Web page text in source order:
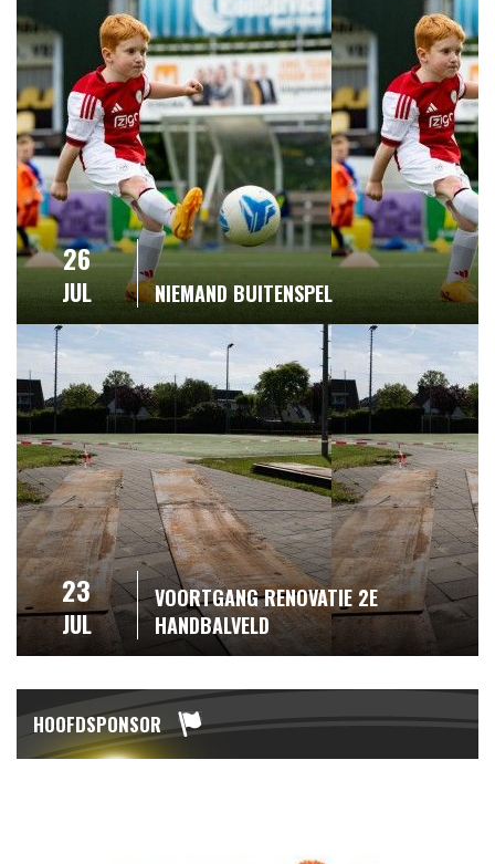
26
JUL NIEMAND BUITENSPEL
23
JUL
VOORTGANG RENOVATIE 2E
HANDBALVELD
HOOFDSPONSOR